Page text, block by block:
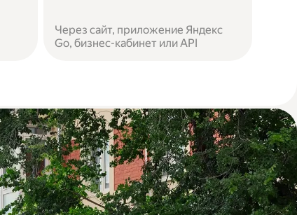
Через сайт, приложение Яндекс
Go, бизнес-кабинет или API